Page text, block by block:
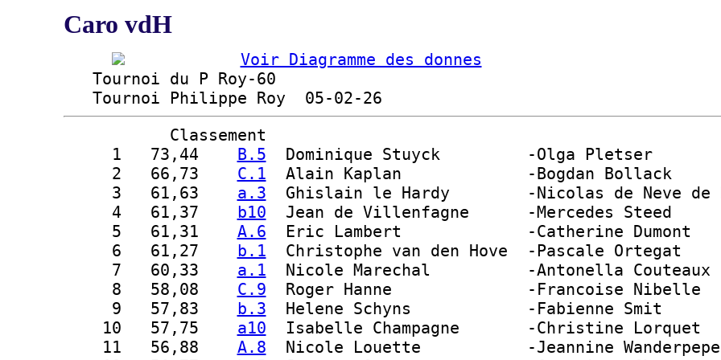
Caro vdH
Voir Diagramme des donnes
   Tournoi du P Roy-60
   Tournoi Philippe Roy  05-02-26
Classement
  1
   73,44
B.5
Dominique Stuyck         -Olga
  2
   66,73
C.1
Alain Kaplan             -Bogdan
  3
   61,63
a.3
Ghislain le Hardy        -Nicolas de Neve
  4
   61,37
b10
Jean de Villenfagne      -Mercedes
  5
   61,31
A.6
Eric Lambert             -Catherine
  6
   61,27
b.1
Christophe van den Hove  -Pascale
  7
   60,33
a.1
Nicole Marechal          -Antonella
  8
   58,08
C.9
Roger Hanne              -Francoise
  9
   57,83
b.3
Helene Schyns            -Fabienne
10
   57,75
a10
Isabelle Champagne       -Christine
11
   56,88
A.8
Nicole Louette           -Jeannine